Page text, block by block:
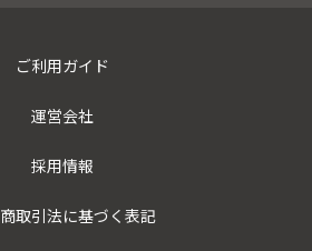
ご利用ガイド
運営会社
採用情報
取引法に基づく表記